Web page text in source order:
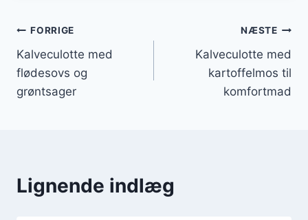
Indlægsnavigation
FORRIGE
Kalveculotte med
flødesovs og
grøntsager
NÆSTE
Kalveculotte med
kartoffelmos til
komfortmad
Lignende indlæg